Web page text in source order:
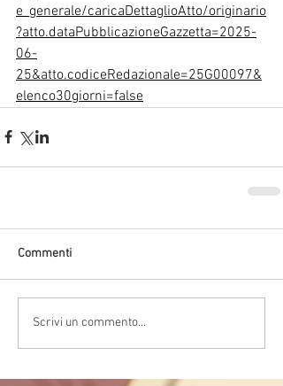
e_generale/caricaDettaglioAtto/originario
?atto.dataPubblicazioneGazzetta=2025-
06-
25&atto.codiceRedazionale=25G00097&
elenco30giorni=false
Commenti
Scrivi un commento...